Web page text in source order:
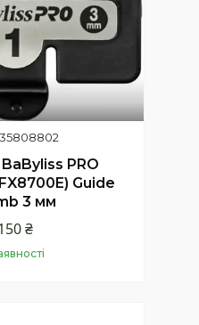
35808802
PRO
Guide
3 мм
₴